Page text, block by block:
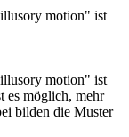
motion" ist
motion" ist
es möglich, mehr
bilden die Muster